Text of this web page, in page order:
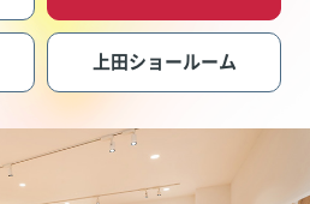
上田ショールーム